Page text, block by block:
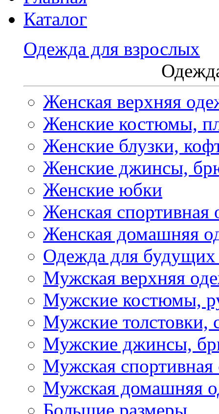
Каталог
Одежда для взрослых
Женская верхняя
Женские костюмы,
Женские блузки,
Женские джинсы,
Женские юбки
Женская спортивная
Женская домашняя
Одежда для
Мужская верхняя
Мужские костюмы,
Мужские толстовки,
Мужские джинсы,
Мужская спортивная
Мужская домашняя
Большие размеры